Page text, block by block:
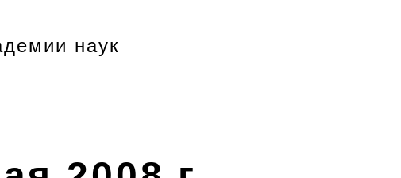
наук